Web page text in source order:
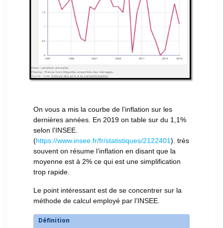
On vous a mis la courbe de l’inflation sur les
dernières années. En 2019 on table sur du 1,1%
selon l’INSEE.
(https://www.insee.fr/fr/statistiques/2122401). très
souvent on résume l’inflation en disant que la
moyenne est à 2% ce qui est une simplification
trop rapide.
Le point intéressant est de se concentrer sur la
méthode de calcul employé par l’INSEE.
Définition